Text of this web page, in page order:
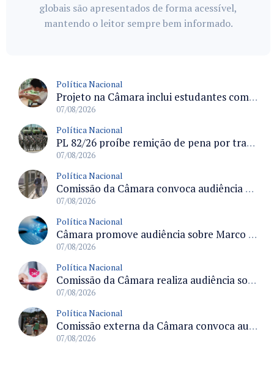
globais são apresentados de forma acessível,
mantendo o leitor sempre bem informado.
Política Nacional
Projeto na Câmara inclui estudantes com deficiência no regime escolar especial da LDB e estabelece critérios para frequência
07/08/2026
Política Nacional
PL 82/26 proíbe remição de pena por trabalho em funções militares para condenados por crimes contra o Estado Democrático de Direito
07/08/2026
Política Nacional
Comissão da Câmara convoca audiência para discutir misoginia nas escolas e universidades após divulgação de listas misóginas
07/08/2026
Política Nacional
Câmara promove audiência sobre Marco de Fomento à Economia Digital e impactos da inteligência artificial
07/08/2026
Política Nacional
Comissão da Câmara realiza audiência sobre apostas online para medir o tamanho do mercado ilegal
07/08/2026
Política Nacional
Comissão externa da Câmara convoca audiência pública sobre chuvas na Zona da Mata de Minas Gerais e impactos em Juiz de Fora
07/08/2026